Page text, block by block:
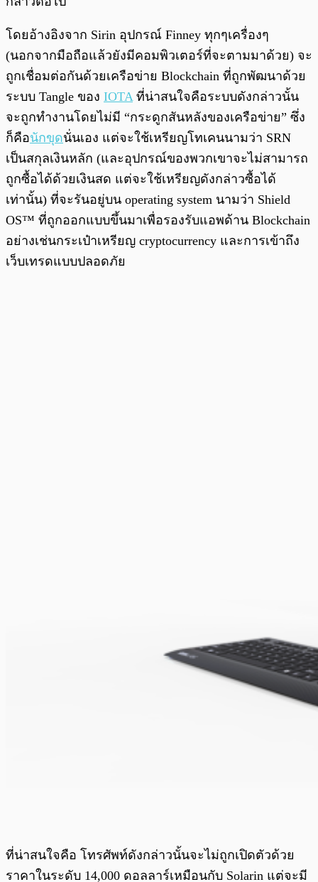
โดยอ้างอิงจาก Sirin อุปกรณ์ Finney ทุกๆเครื่องๆ
(นอกจากมือถือแล้วยังมีคอมพิวเตอร์ที่จะตามมาด้วย) จะ
ถูกเชื่อมต่อกันด้วยเครือข่าย Blockchain ที่ถูกพัฒนาด้วย
ระบบ Tangle ของ IOTAที่น่าสนใจคือระบบดังกล่าวนั้น
จะถูกทำงานโดยไม่มี “กระดูกสันหลังของเครือข่าย” ซึ่ง
ก็คือนักขุดนั่นเอง แต่จะใช้เหรียญโทเคนนามว่า SRN
เป็นสกุลเงินหลัก (และอุปกรณ์ของพวกเขาจะไม่สามารถ
ถูกซื้อได้ด้วยเงินสด แต่จะใช้เหรียญดังกล่าวซื้อได้
เท่านั้น) ที่จะรันอยู่บน operating system นามว่า Shield
OS™ ที่ถูกออกแบบขึ้นมาเพื่อรองรับแอพด้าน Blockchain
อย่างเช่นกระเป๋าเหรียญ cryptocurrency และการเข้าถึง
เว็บเทรดแบบปลอดภัย
ที่น่าสนใจคือ โทรศัพท์ดังกล่าวนั้นจะไม่ถูกเปิดตัวด้วย
ราคาในระดับ 14,000 ดอลลาร์เหมือนกับ Solarin แต่จะมี